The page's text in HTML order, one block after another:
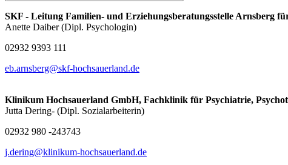
SKF - Leitung Familien- und Erziehungsberatungsstelle Arnsberg
Anette Daiber (Dipl. Psychologin)
02932 9393 111
eb.arnsberg@​skf-hochsauerland.de
Klinikum Hochsauerland GmbH, Fachklinik für Psychiatrie,
Jutta Dering- (Dipl. Sozialarbeiterin)
02932 980 -243743
j.dering@​klinikum-hochsauerland.de